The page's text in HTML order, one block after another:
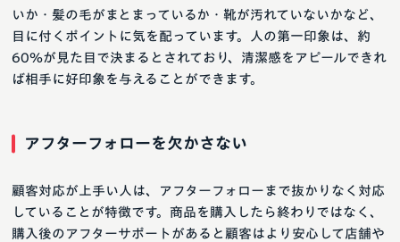
いか・髪の毛がまとまっているか・靴が汚れていないかなど、
目に付くポイントに気を配っています。人の第一印象は、約
60％が見た目で決まるとされており、清潔感をアピールできれ
ば相手に好印象を与えることができます。
アフターフォローを欠かさない
顧客対応が上手い人は、アフターフォローまで抜かりなく対応
していることが特徴です。商品を購入したら終わりではなく、
購入後のアフターサポートがあると顧客はより安心して店舗や